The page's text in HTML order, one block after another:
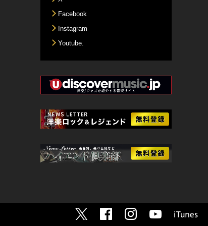
Facebook
Instagram
Youtube.